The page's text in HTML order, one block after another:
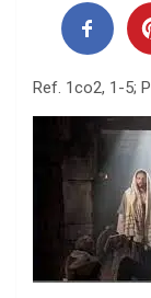
Ref. 1co2, 1-5;